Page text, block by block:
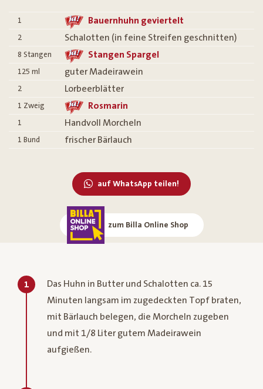
1 Bauernhuhn geviertelt
2 Schalotten (in feine Streifen geschnitten)
8 Stangen Stangen Spargel
125 ml guter Madeirawein
2 Lorbeerblätter
1 Zweig Rosmarin
1 Handvoll Morcheln
1 Bund frischer Bärlauch
auf WhatsApp teilen!
zum Billa Online Shop
1
Das Huhn in Butter und Schalotten ca. 15
Minuten langsam im zugedeckten Topf braten,
mit Bärlauch belegen, die Morcheln zugeben
und mit 1/8 Liter gutem Madeirawein
aufgießen.